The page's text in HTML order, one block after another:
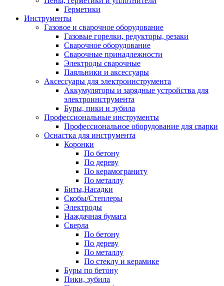
Герметики
Инструменты
Газовое и сварочное оборудование
Газовые горелки, редукторы, резаки
Сварочное оборудование
Сварочные принадлежности
Электроды сварочные
Паяльники и аксессуары
Аксессуары для электроинструмента
Аккумуляторы и зарядные устройства для
электроинструмента
Буры, пики и зубила
Профессиональные инструменты
Профессиональное оборудование для сварки
Оснастка для инструмента
Коронки
По бетону
По дереву
По керамограниту
По металлу
Биты,Насадки
Скобы/Степлеры
Электроды
Наждачная бумага
Сверла
По бетону
По дереву
По металлу
По стеклу и керамике
Буры по бетону
Пики, зубила